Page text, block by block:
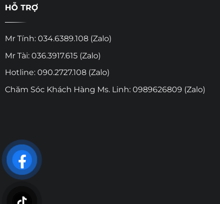
HỖ TRỢ
Mr Tính: 034.6389.108 (Zalo)
Mr Tài: 036.3917.615 (Zalo)
Hotline: 090.2727.108 (Zalo)
Chăm Sóc Khách Hàng Ms. Linh: 0989626809 (Zalo)